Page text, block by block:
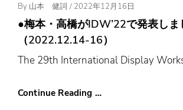
By 山本 健詞 / Posted
On
2022年12月16日
●梅本・高橋がIDW’22で発表しま
（2022.12.14-16）
The 29th International Display
Continue Reading …